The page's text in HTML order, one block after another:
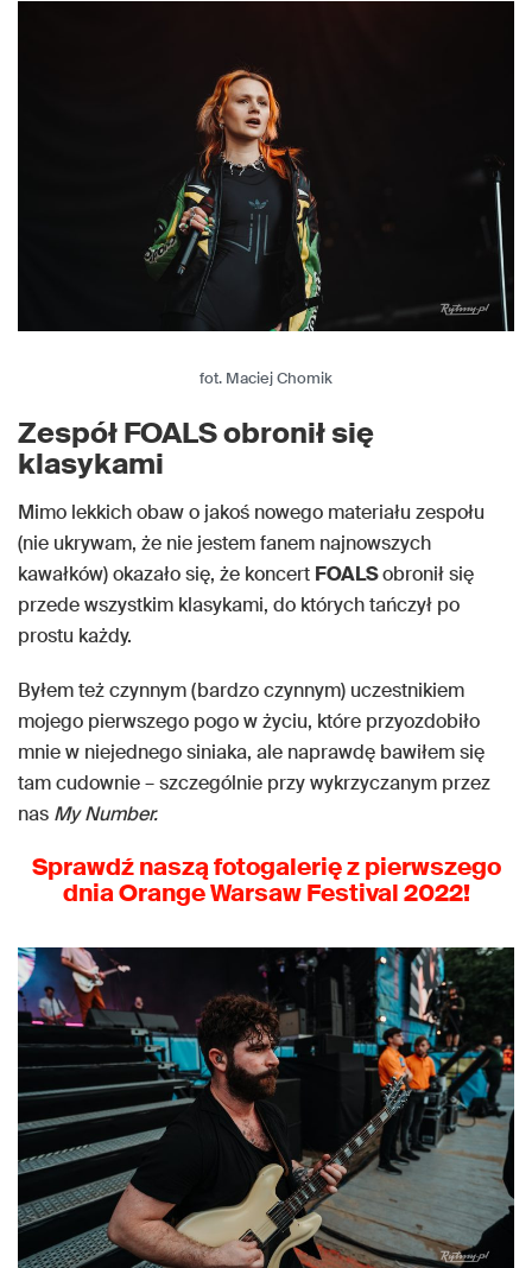
fot. Maciej Chomik
Zespół FOALS obronił się
klasykami
Mimo lekkich obaw o jakoś nowego materiału zespołu
(nie ukrywam, że nie jestem fanem najnowszych
kawałków) okazało się, że koncert FOALSobronił się
przede wszystkim klasykami, do których tańczył po
prostu każdy.
Byłem też czynnym (bardzo czynnym) uczestnikiem
mojego pierwszego pogo w życiu, które przyozdobiło
mnie w niejednego siniaka, ale naprawdę bawiłem się
tam cudownie – szczególnie przy wykrzyczanym przez
nas My Number.
Sprawdź naszą fotogalerię z pierwszego
dnia Orange Warsaw Festival 2022!